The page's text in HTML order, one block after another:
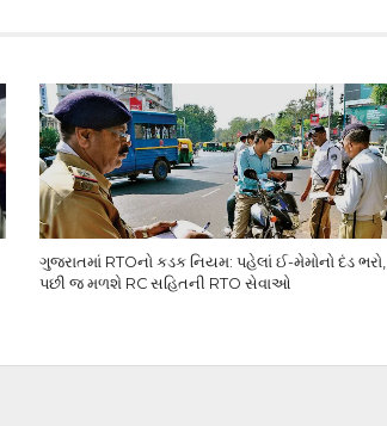
ગુજરાતમાં RTOનો કડક નિયમ: પહેલાં ઈ-મેમોનો દંડ ભરો,
પછી જ મળશે RC સહિતની RTO સેવાઓ